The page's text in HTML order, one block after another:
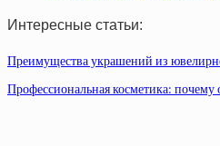
Интересные статьи:
Преимущества украшений из
Профессиональная косметика: почему